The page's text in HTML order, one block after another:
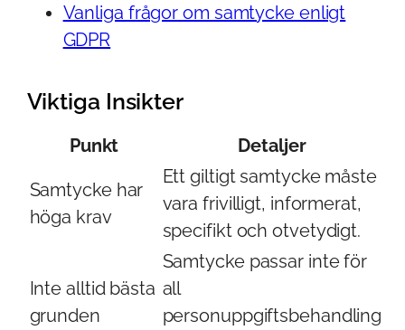
Vanliga frågor om samtycke enligt
GDPR
Viktiga Insikter
Punkt Detaljer
Samtycke har
höga krav
Ett giltigt samtycke måste
vara frivilligt, informerat,
specifikt och otvetydigt.
Inte alltid bästa
grunden
Samtycke passar inte för
all
personuppgiftsbehandling